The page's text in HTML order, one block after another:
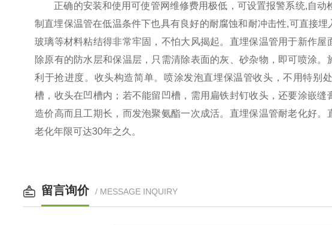
正确的安装和使用可使管网维修费用极低，可设置报警系统,自动
制直埋保温管在低温条件下也具有良好的耐腐蚀和耐冲击性,可直接
玻璃等材料粘结得非常牢固，不怕大风揭起。直埋保温管用于新作
除原有的防水层和保温层，只需清除表面的灰、砂杂物，即可喷涂
利于抢进度。收头构造简单。喷涂发泡直埋保温管收头，不用特别
槽，收头在凹槽内；若不能留凹槽，需用扁铁封钉收头，还要涂嵌
造价高而且工期长，而发泡聚氨酯一次成活。直埋保温管耐老化好
老化年限可达30年之久。
留言询价 / MESSAGE INQUIRY